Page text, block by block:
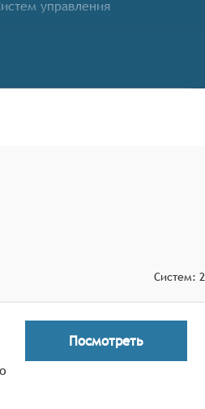
управления
процессом обучения и
и в виде видеоинструкций,
между преподавателями и
Систем: 2
Посмотреть